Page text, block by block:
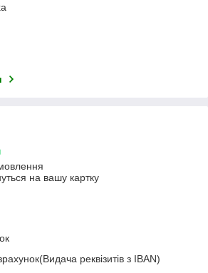
на вашу картку
реквізитів з IBAN)